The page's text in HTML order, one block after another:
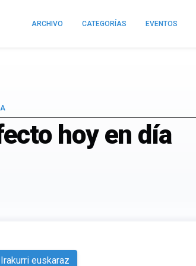
ARCHIVO CATEGORÍAS EVENTOS
hoy en día
Irakurri euskaraz